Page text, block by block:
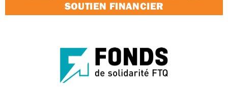
SOUTIEN FINANCIER